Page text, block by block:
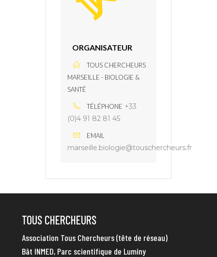
ORGANISATEUR
TOUS CHERCHEURS
MARSEILLE - BIOLOGIE &
SANTÉ
TÉLÉPHONE +33
(0)4 91 82 81 45
EMAIL
marseille.biologie@touschercheurs.fr
TOUS CHERCHEURS
Association Tous Chercheurs (tête de réseau)
Bât INMED, Parc scientifique de Luminy